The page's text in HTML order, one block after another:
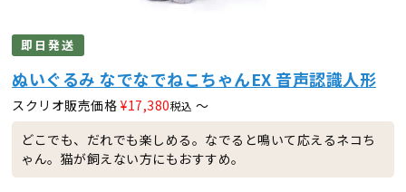
即日発送
ぬいぐるみ なでなでねこちゃんEX 音声認識人形
スクリオ販売価格 ¥17,380税込 〜
どこでも、だれでも楽しめる。なでると鳴いて応えるネコち
ゃん。猫が飼えない方にもおすすめ。